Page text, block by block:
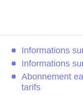
Informations
Informations
Abonnement
tarifs